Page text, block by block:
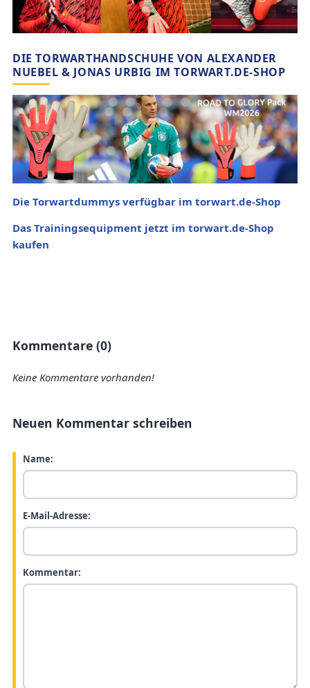
DIE TORWARTHANDSCHUHE VON ALEXANDER
NUEBEL & JONAS URBIG IM TORWART.DE-SHOP
Die Torwartdummys verfügbar im torwart.de-Shop
Das Trainingsequipment jetzt im torwart.de-Shop
kaufen
Kommentare (0)
Keine Kommentare vorhanden!
Neuen Kommentar schreiben
Name:
E-Mail-Adresse:
Kommentar: